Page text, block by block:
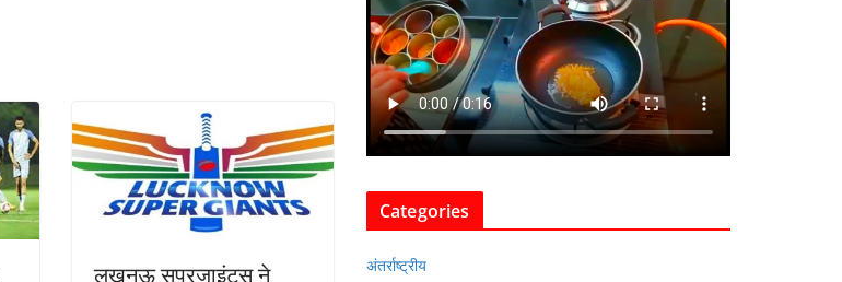
लखनऊ सुपरजाइंट्स ने
Categories
अंतर्राष्ट्रीय